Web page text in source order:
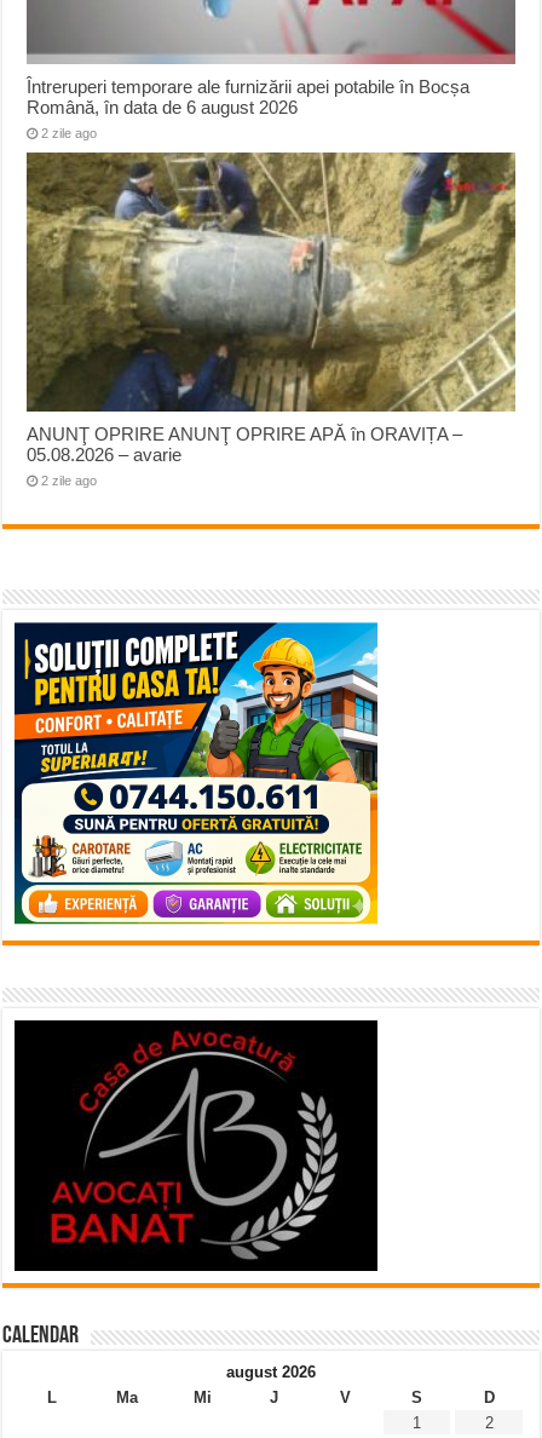
Întreruperi temporare ale furnizării apei potabile în Bocșa
Română, în data de 6 august 2026
2 zile ago
ANUNŢ OPRIRE ANUNŢ OPRIRE APĂ în ORAVIȚA –
05.08.2026 – avarie
2 zile ago
Calendar
august 2026
L
Ma Mi J V S
D
1
2